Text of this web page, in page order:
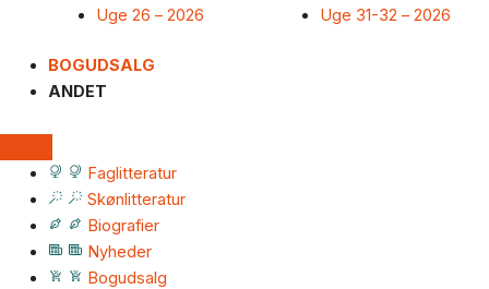
Uge 26 – 2026
Uge 31-32 – 2026
BOGUDSALG
ANDET
Faglitteratur
Skønlitteratur
Biografier
Nyheder
Bogudsalg